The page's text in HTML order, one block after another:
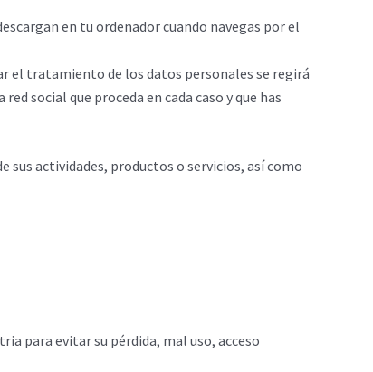
en tu ordenador cuando navegas por el
el tratamiento de los datos personales se regirá
social que proceda en cada caso y que has
actividades, productos o servicios, así como
para evitar su pérdida, mal uso, acceso